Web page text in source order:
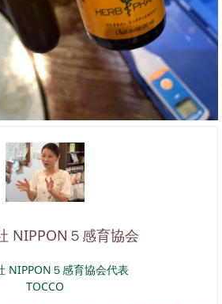
NIPPON５感育協会
NIPPON５感育協会代表
TOCCO